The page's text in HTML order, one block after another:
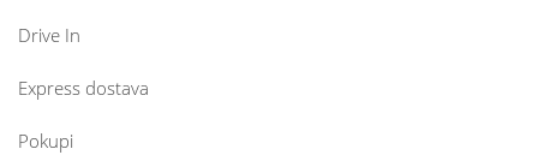
Drive In
Express dostava
Pokupi